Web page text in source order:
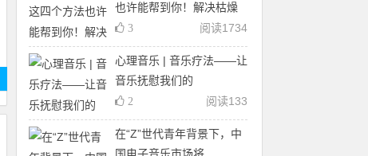
也许能帮到你！解决枯燥
阅读1734
3
心理音乐 | 音乐疗法——让
音乐抚慰我们的
阅读133
2
在“Z”世代青年背景下，中